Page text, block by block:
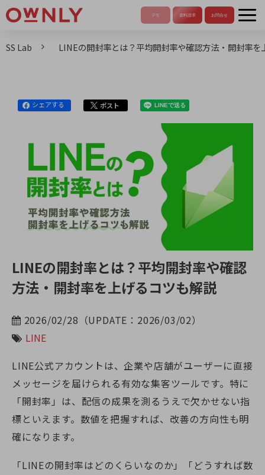
SS Lab LINEの開封率とは？平均開封率や確認方法・開封率を
シェアする ポスト LINEで送る
LINEの開封率とは？平均開封率や確認
方法・開封率を上げるコツも解説
2026/02/28（UPDATE：2026/03/02）
LINE
LINE公式アカウントは、企業や店舗がユーザーに直接
メッセージを届けられる有効な集客ツールです。特に
「開封率」は、配信の成果を測るうえで欠かせない指
標といえます。数値を把握すれば、改善の方向性も明
確になります。
「LINEの開封率はどのくらいなのか」「どうすれば数